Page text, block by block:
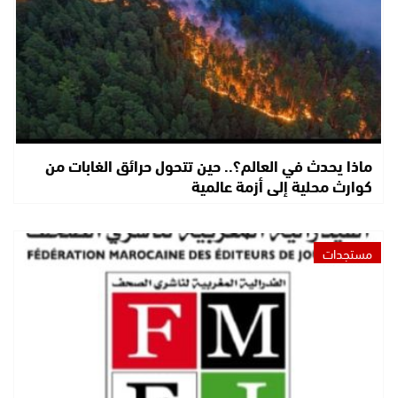
ماذا يحدث في العالم؟.. حين تتحول حرائق الغابات من
كوارث محلية إلى أزمة عالمية
مستجدات